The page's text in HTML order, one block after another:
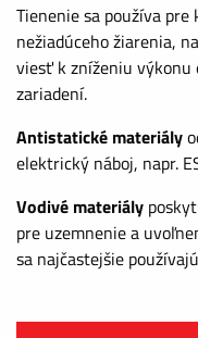
Tienenie sa používa
nežiadúceho žiarenia,
viesť k zníženiu
zariadení.
Antistatické materiály
elektrický náboj, napr.
Vodivé materiály
pre uzemnenie a
sa najčastejšie